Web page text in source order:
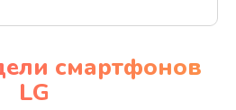
привода
смартфонов
LG